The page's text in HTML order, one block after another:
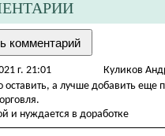
г. 21:01
Куликов
оставить, а лучше добавить еще
и нуждается в доработке